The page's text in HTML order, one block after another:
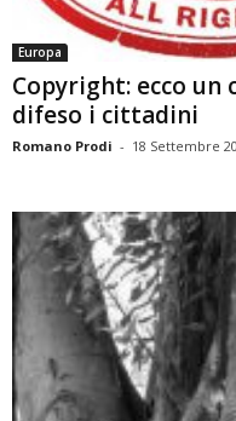
Europa
Copyright: ecco un
difeso i cittadini
Romano Prodi - 18 Settembre